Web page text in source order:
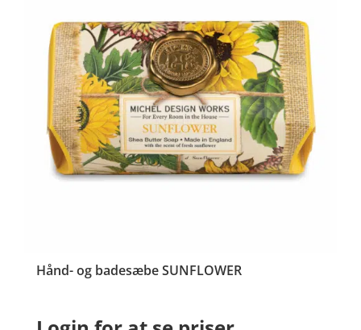
Hånd- og badesæbe SUNFLOWER